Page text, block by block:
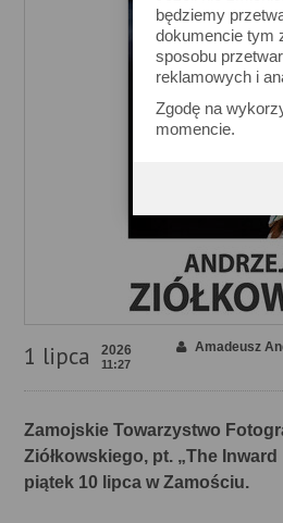
będziemy
dokumencie tym
sposobu
reklamowych i
Zgodę na
momencie.
1 lipca 2026
11:27
Amadeusz
Zamojskie Towarzystwo
Ziółkowskiego, pt. „The
piątek 10 lipca w Zamościu.